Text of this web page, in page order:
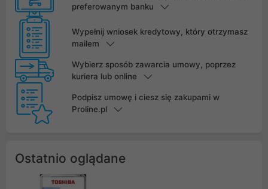
preferowanym banku
Wypełnij wniosek kredytowy, który otrzymasz
mailem
Wybierz sposób zawarcia umowy, poprzez
kuriera lub online
Podpisz umowę i ciesz się zakupami w
Proline.pl
Ostatnio oglądane